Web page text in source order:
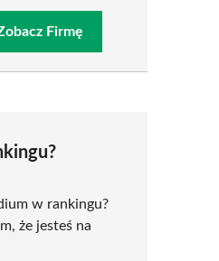
Firmę
w rankingu?
że jesteś na